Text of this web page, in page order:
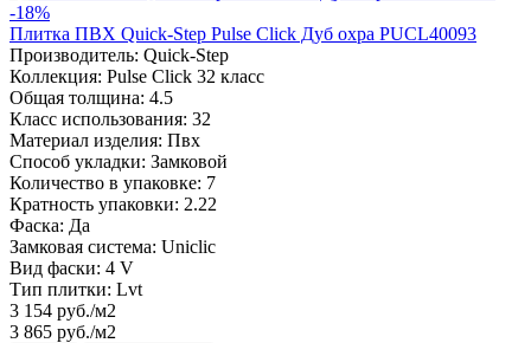
-18%
Плитка ПВХ Quick-Step Pulse Click Дуб охра PUCL40093
Производитель: Quick-Step
Коллекция: Pulse Click 32 класс
Общая толщина: 4.5
Класс использования: 32
Материал изделия: Пвх
Способ укладки: Замковой
Количество в упаковке: 7
Кратность упаковки: 2.22
Фаска: Да
Замковая система: Uniclic
Вид фаски: 4 V
Тип плитки: Lvt
3 154 руб./м2
3 865 руб./м2